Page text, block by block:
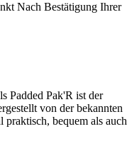
Nach Bestätigung Ihrer
Padded Pak'R ist der
von der bekannten
bequem als auch